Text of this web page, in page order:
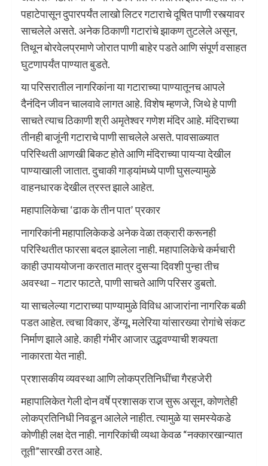
पहाटेपासून दुपारपर्यंत लाखो लिटर गटाराचे दूषित पाणी रस्त्यावर
साचलेले असते. अनेक ठिकाणी गटारांचे झाकण तुटलेले असून,
तिथून बोरवेलप्रमाणे जोरात पाणी बाहेर पडते आणि संपूर्ण वसाहत
घुटणापर्यंत पाण्यात बुडते.
या परिसरातील नागरिकांना या गटाराच्या पाण्यातूनच आपले
दैनंदिन जीवन चालवावे लागत आहे. विशेष म्हणजे, जिथे हे पाणी
साचते त्याच ठिकाणी श्री अमृतेश्वर गणेश मंदिर आहे. मंदिराच्या
तीनही बाजूंनी गटाराचे पाणी साचलेले असते. पावसाळ्यात
परिस्थिती आणखी बिकट होते आणि मंदिराच्या पायऱ्या देखील
पाण्याखाली जातात. दुचाकी गाड्यांमध्ये पाणी घुसल्यामुळे
वाहनधारक देखील त्रस्त झाले आहेत.
महापालिकेचा ‘ढाक के तीन पात’ प्रकार
नागरिकांनी महापालिकेकडे अनेक वेळा तक्रारी करूनही
परिस्थितीत फारसा बदल झालेला नाही. महापालिकेचे कर्मचारी
काही उपाययोजना करतात मात्र दुसऱ्या दिवशी पुन्हा तीच
अवस्था – गटार फाटते, पाणी साचते आणि परिसर डुबतो.
या साचलेल्या गटाराच्या पाण्यामुळे विविध आजारांना नागरिक बळी
पडत आहेत. त्वचा विकार, डेंग्यू, मलेरिया यांसारख्या रोगांचे संकट
निर्माण झाले आहे. काही गंभीर आजार उद्भवण्याची शक्यता
नाकारता येत नाही.
प्रशासकीय व्यवस्था आणि लोकप्रतिनिधींचा गैरहजेरी
महापालिकेत गेली दोन वर्षे प्रशासक राज सुरू असून, कोणतेही
लोकप्रतिनिधी निवडून आलेले नाहीत. त्यामुळे या समस्येकडे
कोणीही लक्ष देत नाही. नागरिकांची व्यथा केवळ “नक्कारखान्यात
तूती”सारखी ठरत आहे.